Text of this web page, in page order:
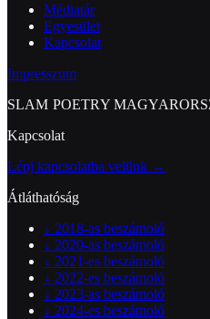
Médiatár
Egyesület
Kapcsolat
Impresszum
SLAM POETRY
Kapcsolat
Lépj kapcsolatba velünk →
Átláthatóság
↓ 2018-as beszámoló
↓ 2020-as beszámoló
↓ 2021-es beszámoló
↓ 2022-es beszámoló
↓ 2023-as beszámoló
↓ 2024-es beszámoló